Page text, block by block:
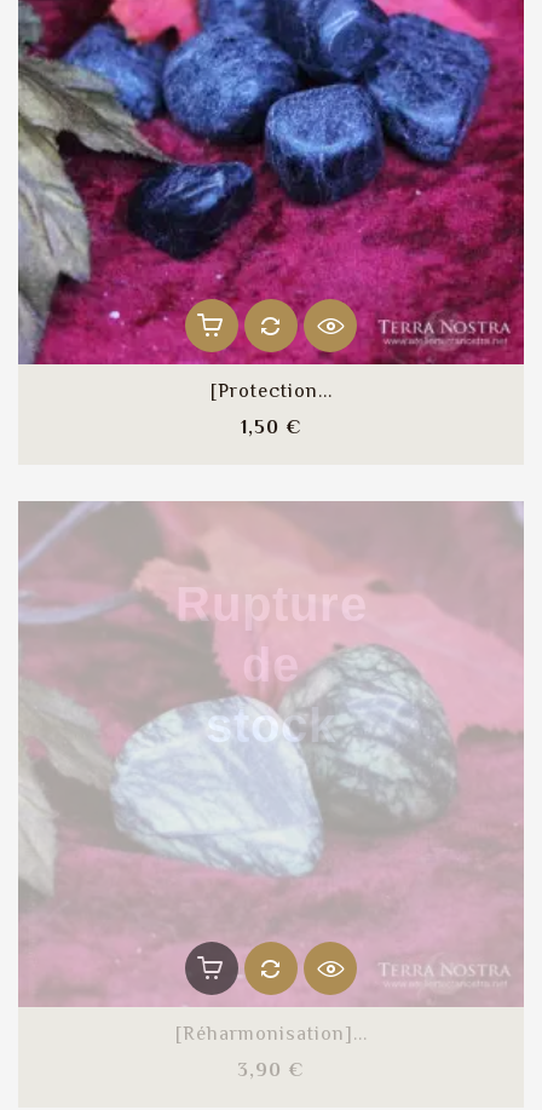
[Protection...
1,50 €
Rupture
de
stock
[Réharmonisation]...
3,90 €